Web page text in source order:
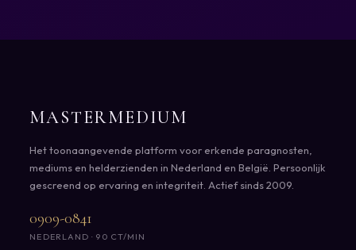
MASTERMEDIUM
Het toonaangevende platform voor erkende paragnosten,
mediums en helderzienden in Nederland en België. Persoonlijk
gescreend op ervaring en integriteit. Actief sinds 2009.
0909-0841
NEDERLAND · 90 CT/MIN